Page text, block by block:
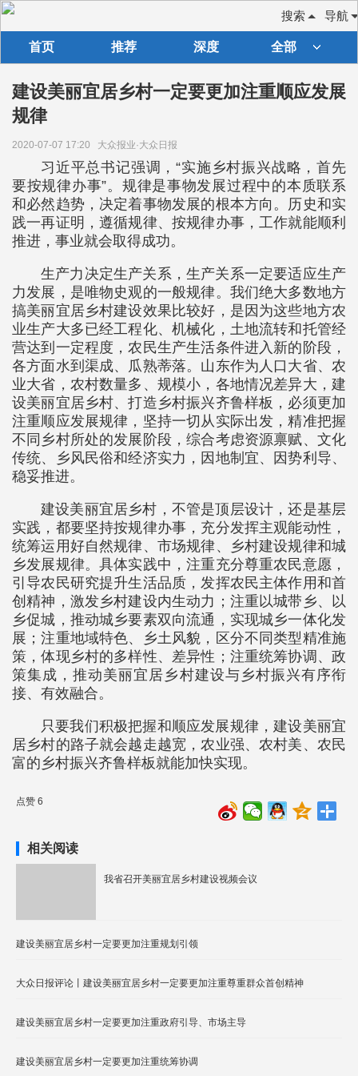
导航
搜索
首页 推荐 深度 全部
建设美丽宜居乡村一定要更加注重顺应发展
规律
2020-07-07 17:20 大众报业·大众日报
习近平总书记强调，“实施乡村振兴战略，首先
要按规律办事”。规律是事物发展过程中的本质联系
和必然趋势，决定着事物发展的根本方向。历史和实
践一再证明，遵循规律、按规律办事，工作就能顺利
推进，事业就会取得成功。
生产力决定生产关系，生产关系一定要适应生产
力发展，是唯物史观的一般规律。我们绝大多数地方
搞美丽宜居乡村建设效果比较好，是因为这些地方农
业生产大多已经工程化、机械化，土地流转和托管经
营达到一定程度，农民生产生活条件进入新的阶段，
各方面水到渠成、瓜熟蒂落。山东作为人口大省、农
业大省，农村数量多、规模小，各地情况差异大，建
设美丽宜居乡村、打造乡村振兴齐鲁样板，必须更加
注重顺应发展规律，坚持一切从实际出发，精准把握
不同乡村所处的发展阶段，综合考虑资源禀赋、文化
传统、乡风民俗和经济实力，因地制宜、因势利导、
稳妥推进。
建设美丽宜居乡村，不管是顶层设计，还是基层
实践，都要坚持按规律办事，充分发挥主观能动性，
统筹运用好自然规律、市场规律、乡村建设规律和城
乡发展规律。具体实践中，注重充分尊重农民意愿，
引导农民研究提升生活品质，发挥农民主体作用和首
创精神，激发乡村建设内生动力；注重以城带乡、以
乡促城，推动城乡要素双向流通，实现城乡一体化发
展；注重地域特色、乡土风貌，区分不同类型精准施
策，体现乡村的多样性、差异性；注重统筹协调、政
策集成，推动美丽宜居乡村建设与乡村振兴有序衔
接、有效融合。
只要我们积极把握和顺应发展规律，建设美丽宜
居乡村的路子就会越走越宽，农业强、农村美、农民
富的乡村振兴齐鲁样板就能加快实现。
点赞 6
相关阅读
我省召开美丽宜居乡村建设视频会议
建设美丽宜居乡村一定要更加注重规划引领
大众日报评论丨建设美丽宜居乡村一定要更加注重尊重群众首创精神
建设美丽宜居乡村一定要更加注重政府引导、市场主导
建设美丽宜居乡村一定要更加注重统筹协调